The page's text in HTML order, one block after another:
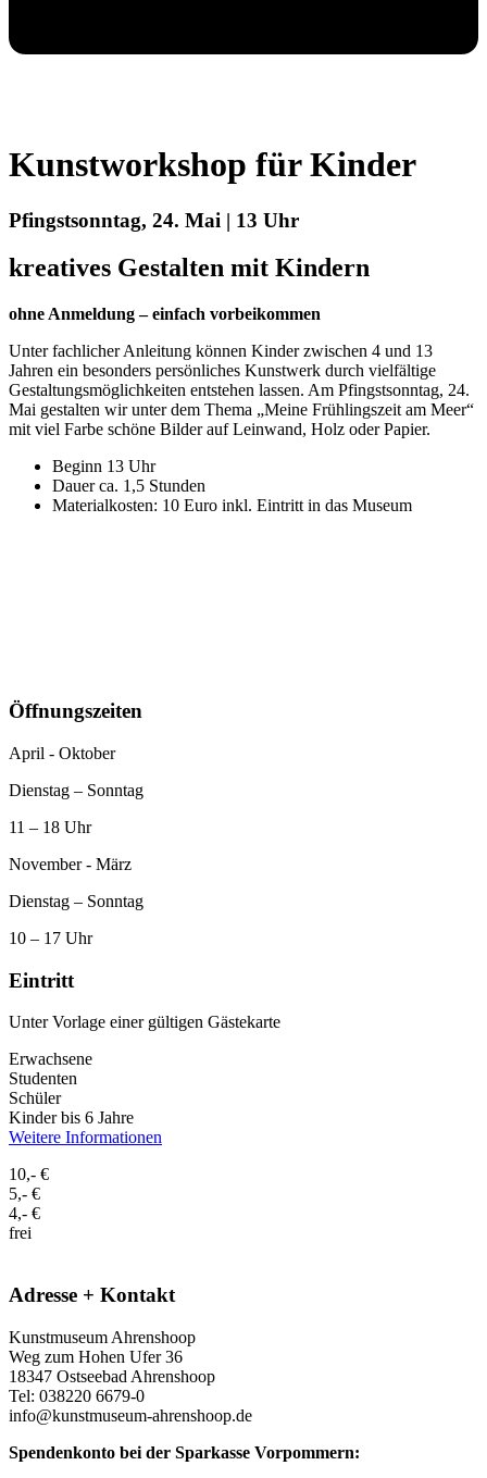
Kunstworkshop für Kinder
Pfingstsonntag, 24. Mai | 13 Uhr
kreatives Gestalten mit Kindern
ohne Anmeldung – einfach vorbeikommen
Unter fachlicher Anleitung können Kinder zwischen 4 und 13
Jahren ein besonders persönliches Kunstwerk durch vielfältige
Gestaltungsmöglichkeiten entstehen lassen. Am Pfingstsonntag, 24.
Mai gestalten wir unter dem Thema „Meine Frühlingszeit am Meer“
mit viel Farbe schöne Bilder auf Leinwand, Holz oder Papier.
Beginn 13 Uhr
Dauer ca. 1,5 Stunden
Materialkosten: 10 Euro inkl. Eintritt in das Museum
Öffnungszeiten
April - Oktober
Dienstag – Sonntag
11 – 18 Uhr
November - März
Dienstag – Sonntag
10 – 17 Uhr
Eintritt
Unter Vorlage einer gültigen Gästekarte
Erwachsene
Studenten
Schüler
Kinder bis 6 Jahre
Weitere Informationen
10,- €
5,- €
4,- €
frei
Adresse + Kontakt
Kunstmuseum Ahrenshoop
Weg zum Hohen Ufer 36
18347 Ostseebad Ahrenshoop
Tel: 038220 6679-0
info@kunstmuseum-ahrenshoop.de
Spendenkonto bei der Sparkasse Vorpommern: